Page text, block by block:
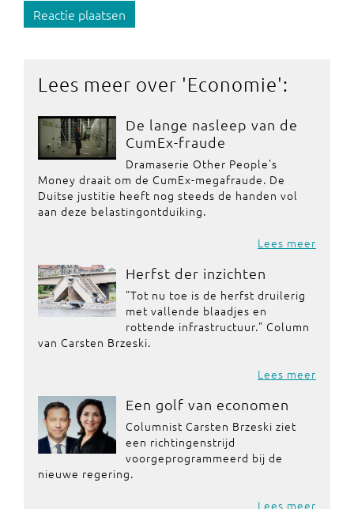
Reactie plaatsen
Lees meer over 'Economie':
De lange nasleep van de
CumEx-fraude
Dramaserie Other People's
Money draait om de CumEx-megafraude. De
Duitse justitie heeft nog steeds de handen vol
aan deze belastingontduiking.
Lees meer
Herfst der inzichten
"Tot nu toe is de herfst druilerig
met vallende blaadjes en
rottende infrastructuur." Column
van Carsten Brzeski.
Lees meer
Een golf van economen
Columnist Carsten Brzeski ziet
een richtingenstrijd
voorgeprogrammeerd bij de
nieuwe regering.
Lees meer